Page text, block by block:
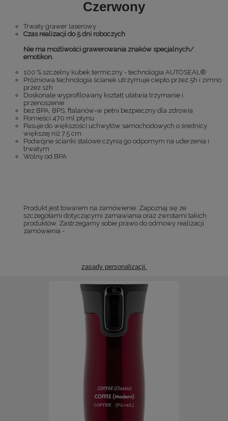
Czerwony
Trwały grawer laserowy
Czas realizacji do 5 dni roboczych
Nie ma możliwości grawerowania znaków specjalnych/
emotikon.
100 % szczelny kubek termiczny - technologia AUTOSEAL®
Próżniowa technologia ścianek utrzymuje ciepło przez 5h i zimno
przez 12h
Doskonale wyprofilowany kształt ułatwia trzymanie i
przenoszenie
bez BPA, BPS, ftalanów-w pełni bezpieczny dla zdrowia
Pomieści 470 ml płynu
Pasuje do większości uchwytów samochodowych o średnicy
większej niż 7,5 cm
Podwójne ścianki stalowe czynią go odpornym na uderzenia i
trwałym
Wolny od BPA
Produkt jest towarem na zamówienie. Zapoznaj się ze
szczegółami dotyczącymi zamawiania oraz zwrotami takich
produktów. Zastrzegamy sobie prawo do odmowy realizacji
zamówienia -
zasady personalizacji.